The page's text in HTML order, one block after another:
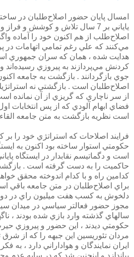
امسال پايان حضور اصلاح‌طلبان در
ياياني بر 7 سال تلاش و كوشش و
اصلاح‌طلب از هم اكنون خود را آماده
مي‌كنند كه علي رغم تمامي اتهامات
هدايت شده ، همان كه سران جمهوري
كردنش مي‌پردازند به پيروزي رسيده‌اند و
جوي بازگردانند . بازگشت به جامعه
اصلاح‌طلبان است . بازگشتي نه
از سر ناچاري كه گريزي از آن نمانده
فضاي ابهام آلودي كه از پس انتخابات
است نظريه بازگشت به متن جامعه
فرايند اصلاحات كه استراتژي خود را
حكومتي استوار ساخته بود اكنون به
است و دگماتيسم نقابدار در ايستگاه
حاكميت را به دست گرفته است .
كدامين راه و با كدام اندوخته محقق
براي اصلاح‌طلبان در متن جامعه باقي
دلخوش به كسب هفت ميليون راي در
مجوز حضور فعالتر سياسي در ميدان
سالهاي گذشته وارد بازي شده بودند ،
حكومتي ديدند ، اين حضور و پيروزي
مردان تئوريسين اين جبهه را كه از
ايران نمايندگان و هواداراني دارد ،
بياندازد و اينچنين شد كه در سايه عدم